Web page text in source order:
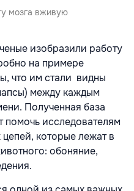
мозга вживую
изобразили работу
на примере
что им стали видны
между каждым
Полученная база
исследователям
которые лежат в
обоняние,